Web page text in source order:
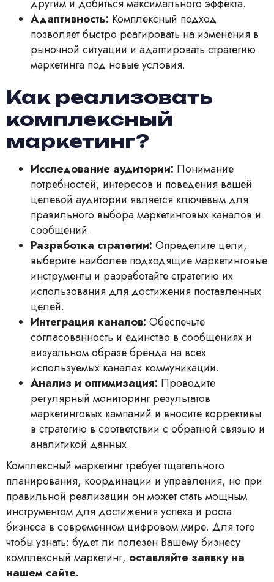
другим и добиться максимального эффекта.
Адаптивность: Комплексный подход
позволяет быстро реагировать на изменения в
рыночной ситуации и адаптировать стратегию
маркетинга под новые условия.
Как реализовать
комплексный
маркетинг?
Исследование аудитории: Понимание
потребностей, интересов и поведения вашей
целевой аудитории является ключевым для
правильного выбора маркетинговых каналов и
сообщений.
Разработка стратегии: Определите цели,
выберите наиболее подходящие маркетинговые
инструменты и разработайте стратегию их
использования для достижения поставленных
целей.
Интеграция каналов: Обеспечьте
согласованность и единство в сообщениях и
визуальном образе бренда на всех
используемых каналах коммуникации.
Анализ и оптимизация: Проводите
регулярный мониторинг результатов
маркетинговых кампаний и вносите коррективы
в стратегию в соответствии с обратной связью и
аналитикой данных.
Комплексный маркетинг требует тщательного
планирования, координации и управления, но при
правильной реализации он может стать мощным
инструментом для достижения успеха и роста
бизнеса в современном цифровом мире. Для того
чтобы узнать: будет ли полезен Вашему бизнесу
комплексный маркетинг, оставляйте заявку на
нашем сайте.